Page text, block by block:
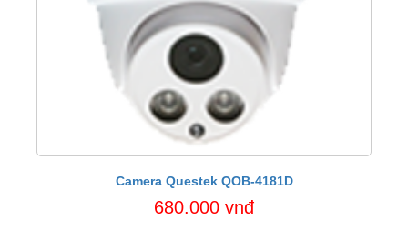
Camera Questek QOB-4181D
680.000 vnđ